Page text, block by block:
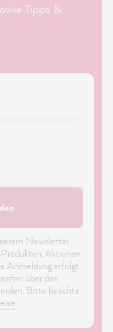
Tipps &
Newsletter
Aktionen
Anmeldung erfolgt
über den
Bitte beachte
.